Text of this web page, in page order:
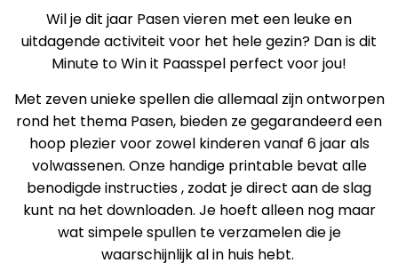
Wil je dit jaar Pasen vieren met een leuke en
uitdagende activiteit voor het hele gezin? Dan is dit
Minute to Win it Paasspel perfect voor jou!
Met zeven unieke spellen die allemaal zijn ontworpen
rond het thema Pasen, bieden ze gegarandeerd een
hoop plezier voor zowel kinderen vanaf 6 jaar als
volwassenen. Onze handige printable bevat alle
benodigde instructies , zodat je direct aan de slag
kunt na het downloaden. Je hoeft alleen nog maar
wat simpele spullen te verzamelen die je
waarschijnlijk al in huis hebt.